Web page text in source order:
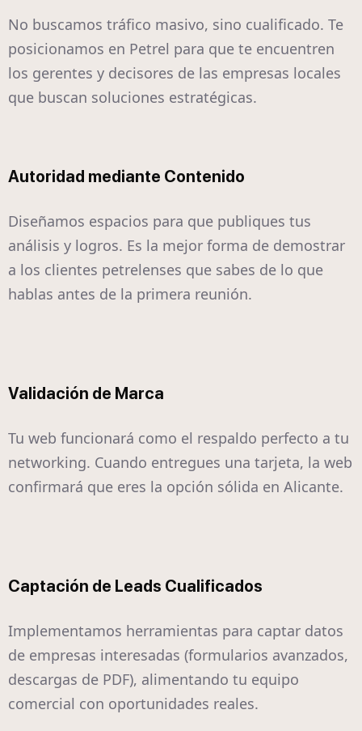
No buscamos tráfico masivo, sino cualificado. Te
posicionamos en Petrel para que te encuentren
los gerentes y decisores de las empresas locales
que buscan soluciones estratégicas.
Autoridad mediante Contenido
Diseñamos espacios para que publiques tus
análisis y logros. Es la mejor forma de demostrar
a los clientes petrelenses que sabes de lo que
hablas antes de la primera reunión.
Validación de Marca
Tu web funcionará como el respaldo perfecto a tu
networking. Cuando entregues una tarjeta, la web
confirmará que eres la opción sólida en Alicante.
Captación de Leads Cualificados
Implementamos herramientas para captar datos
de empresas interesadas (formularios avanzados,
descargas de PDF), alimentando tu equipo
comercial con oportunidades reales.